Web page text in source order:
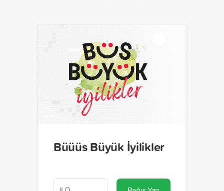
Büüüs Büyük İyilikler